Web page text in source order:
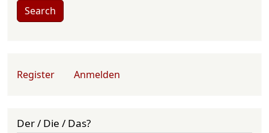
Search
User account menu
Register Anmelden
Der / Die / Das?